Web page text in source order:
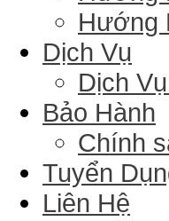
Hướng
Dịch Vụ
Dịch
Bảo Hành
Chính
Tuyển
Liên Hệ